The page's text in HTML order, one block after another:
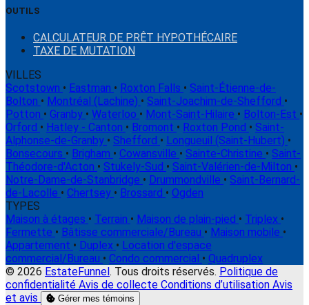
OUTILS
CALCULATEUR DE PRÊT HYPOTHÉCAIRE
TAXE DE MUTATION
VILLES
Scotstown • Eastman • Roxton Falls • Saint-Étienne-de-
Bolton • Montréal (Lachine) • Saint-Joachim-de-Shefford •
Potton • Granby • Waterloo • Mont-Saint-Hilaire • Bolton-Est •
Orford • Hatley - Canton • Bromont • Roxton Pond • Saint-
Alphonse-de-Granby • Shefford • Longueuil (Saint-Hubert) •
Bonsecours • Brigham • Cowansville • Sainte-Christine • Saint-
Théodore-d'Acton • Stukely-Sud • Saint-Valérien-de-Milton •
Notre-Dame-de-Stanbridge • Drummondville • Saint-Bernard-
de-Lacolle • Chertsey • Brossard • Ogden
TYPES
Maison à étages • Terrain • Maison de plain-pied • Triplex •
Fermette • Bâtisse commerciale/Bureau • Maison mobile •
Appartement • Duplex • Location d'espace
commercial/Bureau • Condo commercial • Quadruplex
© 2026 EstateFunnel. Tous droits réservés. Politique de
confidentialité Avis de collecte Conditions d’utilisation Avis
et avis
Gérer mes témoins